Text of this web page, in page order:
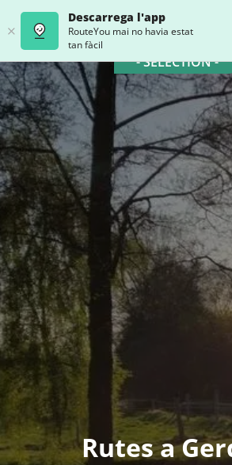
Descarrega l'app
RouteYou mai no havia estat
tan fàcil
- SELECTION -
Rutes a